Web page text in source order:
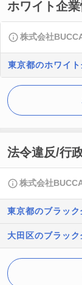
ホワイト企
株式会社
東京都のホワイ
法令違反/行
株式会社
東京都のブラッ
大田区のブラッ